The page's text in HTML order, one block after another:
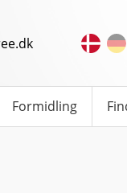
Formidling